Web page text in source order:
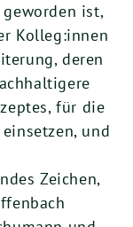
ist,
Kolleg:innen
deren
für die
und
Zeichen,